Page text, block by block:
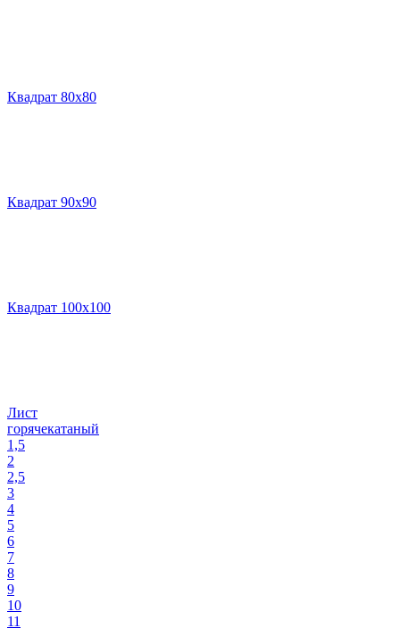
Квадрат 80х80
Квадрат 90х90
Квадрат 100х100
Лист
горячекатаный
1,5
2
2,5
3
4
5
6
7
8
9
10
11